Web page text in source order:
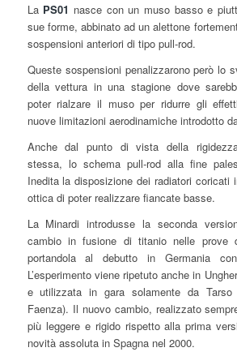
La PS01 nasce con un muso basso e
sue forme, abbinato ad un alettone
sospensioni anteriori di tipo pull-rod.
Queste sospensioni penalizzarono però lo
della vettura in una stagione dove
poter rialzare il muso per ridurre gli
nuove limitazioni aerodinamiche introdotto
Anche dal punto di vista della
stessa, lo schema pull-rod alla fine
Inedita la disposizione dei radiatori coricati
ottica di poter realizzare fiancate basse.
La Minardi introdusse la seconda
cambio in fusione di titanio nelle prove
portandola al debutto in Germania
L’esperimento viene ripetuto anche in
e utilizzata in gara solamente da Tarso
Faenza). Il nuovo cambio, realizzato
più leggere e rigido rispetto alla prima
novità assoluta in Spagna nel 2000.